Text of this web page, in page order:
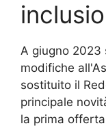
A giugno 2023
modifiche
sostituito il
principale
la prima